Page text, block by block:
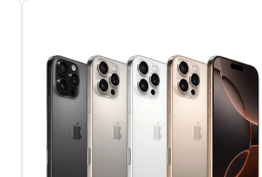
iPhone17 256GB
¥132,000